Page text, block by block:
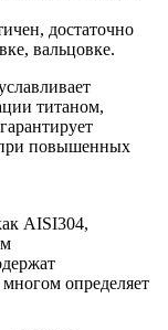
достаточно
вальцовке.
титаном,
при повышенных
AISI304,
многом определяет